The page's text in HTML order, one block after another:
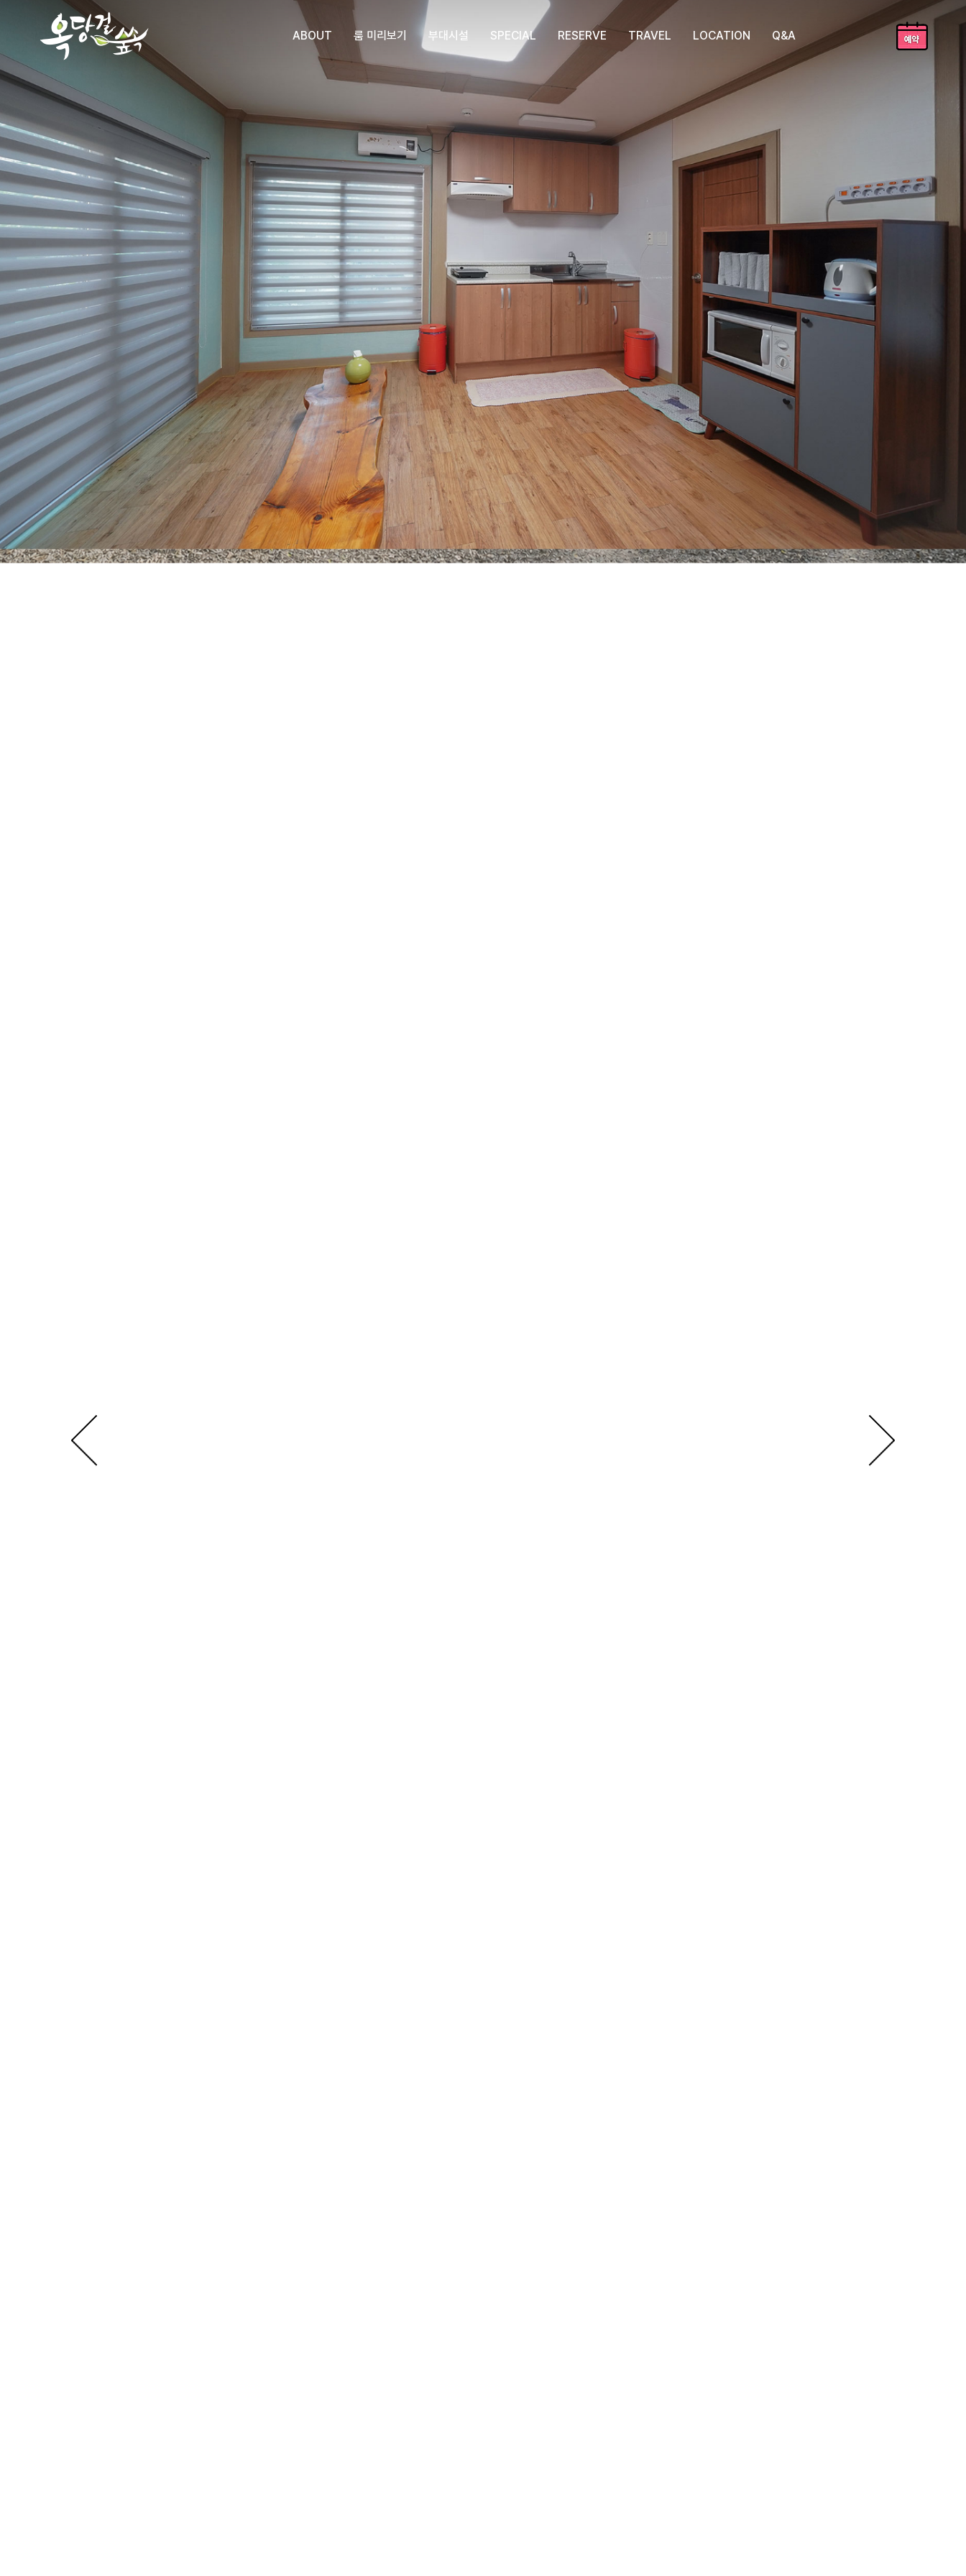
ABOUT 룸 미리보기
사이트 A존
사이트 C존
사이트 D존
사이트 E존
사이트 F존
사이트 G존
사이트 K존
펜션동-숲속의집
펜션동-계곡위의집
부대시설
옥당걸 부대시설
SPECIAL
옥당걸만의 특별함
RESERVE
요금안내
예약안내
유의사항
환불안내
예약확인/취소
TRAVEL LOCATION
오시는길
Q&A
자주질문